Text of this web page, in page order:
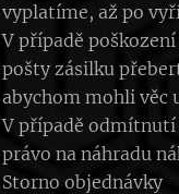
vyplatíme, až po
V případě
pošty zásilku
abychom mohli věc
V případě odmítnutí
právo na náhradu
Storno objednávky